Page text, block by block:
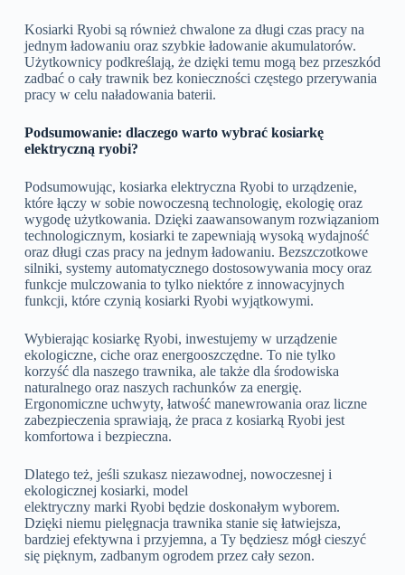
Kosiarki Ryobi są również chwalone za długi czas pracy na
jednym ładowaniu oraz szybkie ładowanie akumulatorów.
Użytkownicy podkreślają, że dzięki temu mogą bez przeszkód
zadbać o cały trawnik bez konieczności częstego przerywania
pracy w celu naładowania baterii.
Podsumowanie: dlaczego warto wybrać kosiarkę
elektryczną ryobi?
Podsumowując, kosiarka elektryczna Ryobi to urządzenie,
które łączy w sobie nowoczesną technologię, ekologię oraz
wygodę użytkowania. Dzięki zaawansowanym rozwiązaniom
technologicznym, kosiarki te zapewniają wysoką wydajność
oraz długi czas pracy na jednym ładowaniu. Bezszczotkowe
silniki, systemy automatycznego dostosowywania mocy oraz
funkcje mulczowania to tylko niektóre z innowacyjnych
funkcji, które czynią kosiarki Ryobi wyjątkowymi.
Wybierając kosiarkę Ryobi, inwestujemy w urządzenie
ekologiczne, ciche oraz energooszczędne. To nie tylko
korzyść dla naszego trawnika, ale także dla środowiska
naturalnego oraz naszych rachunków za energię.
Ergonomiczne uchwyty, łatwość manewrowania oraz liczne
zabezpieczenia sprawiają, że praca z kosiarką Ryobi jest
komfortowa i bezpieczna.
Dlatego też, jeśli szukasz niezawodnej, nowoczesnej i
ekologicznej kosiarki, model
elektryczny marki Ryobi będzie doskonałym wyborem.
Dzięki niemu pielęgnacja trawnika stanie się łatwiejsza,
bardziej efektywna i przyjemna, a Ty będziesz mógł cieszyć
się pięknym, zadbanym ogrodem przez cały sezon.